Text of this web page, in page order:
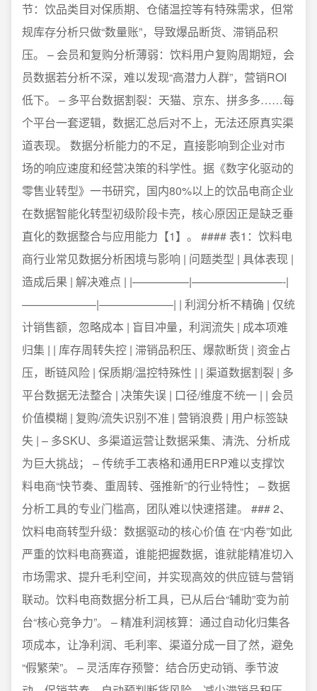
节：饮品类目对保质期、仓储温控等有特殊需求，但常
规库存分析只做“数量账”，导致爆品断货、滞销品积
压。 – 会员和复购分析薄弱：饮料用户复购周期短，会
员数据若分析不深，难以发现“高潜力人群”，营销ROI
低下。 – 多平台数据割裂：天猫、京东、拼多多……每
个平台一套逻辑，数据汇总后对不上，无法还原真实渠
道表现。 数据分析能力的不足，直接影响到企业对市
场的响应速度和经营决策的科学性。据《数字化驱动的
零售业转型》一书研究，国内80%以上的饮品电商企业
在数据智能化转型初级阶段卡壳，核心原因正是缺乏垂
直化的数据整合与应用能力【1】。 #### 表1：饮料电
商行业常见数据分析困境与影响 | 问题类型 | 具体表现 |
造成后果 | 解决难点 | |—————|————————-|
——————–|——————–| | 利润分析不精确 | 仅统
计销售额，忽略成本 | 盲目冲量，利润流失 | 成本项难
归集 | | 库存周转失控 | 滞销品积压、爆款断货 | 资金占
压，断链风险 | 保质期/温控特殊性 | | 渠道数据割裂 | 多
平台数据无法整合 | 决策失误 | 口径/维度不统一 | | 会员
价值模糊 | 复购/流失识别不准 | 营销浪费 | 用户标签缺
失 | – 多SKU、多渠道运营让数据采集、清洗、分析成
为巨大挑战； – 传统手工表格和通用ERP难以支撑饮
料电商“快节奏、重周转、强推新”的行业特性； – 数据
分析工具的专业门槛高，团队难以快速搭建。 ### 2、
饮料电商转型升级：数据驱动的核心价值 在“内卷”如此
严重的饮料电商赛道，谁能把握数据，谁就能精准切入
市场需求、提升毛利空间，并实现高效的供应链与营销
联动。饮料电商数据分析工具，已从后台“辅助”变为前
台“核心竞争力”。 – 精准利润核算：通过自动化归集各
项成本，让净利润、毛利率、渠道分成一目了然，避免
“假繁荣”。 – 灵活库存预警：结合历史动销、季节波